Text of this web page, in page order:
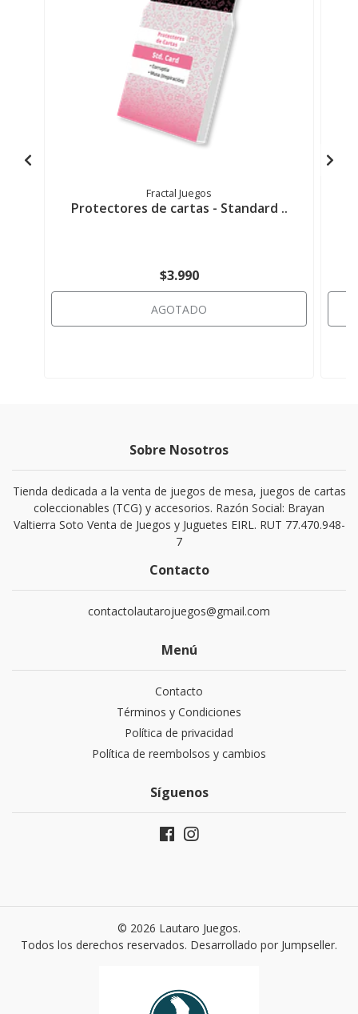
Fractal Juegos
Protectores de cartas - Standard ..
$3.990
AGOTADO
Sobre Nosotros
Tienda dedicada a la venta de juegos de mesa, juegos de cartas
coleccionables (TCG) y accesorios. Razón Social: Brayan
Valtierra Soto Venta de Juegos y Juguetes EIRL. RUT 77.470.948-
7
Contacto
contactolautarojuegos@gmail.com
Menú
Contacto
Términos y Condiciones
Política de privacidad
Política de reembolsos y cambios
Síguenos
© 2026 Lautaro Juegos.
Todos los derechos reservados. Desarrollado por Jumpseller.